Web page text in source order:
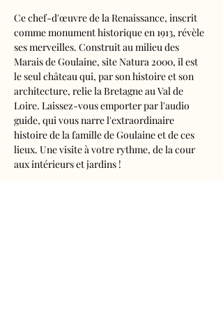
Ce chef-d'œuvre de la Renaissance, inscrit
comme monument historique en 1913, révèle
ses merveilles. Construit au milieu des
Marais de Goulaine, site Natura 2000, il est
le seul château qui, par son histoire et son
architecture, relie la Bretagne au Val de
Loire. Laissez-vous emporter par l'audio
guide, qui vous narre l'extraordinaire
histoire de la famille de Goulaine et de ces
lieux. Une visite à votre rythme, de la cour
aux intérieurs et jardins !